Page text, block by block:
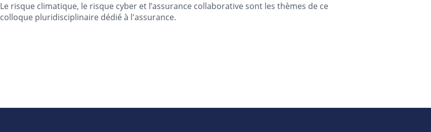
Le risque climatique, le risque cyber et l’assurance collaborative sont les thèmes de ce
colloque pluridisciplinaire dédié à l'assurance.